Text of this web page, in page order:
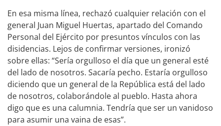
En esa misma línea, rechazó cualquier relación con el
general Juan Miguel Huertas, apartado del Comando
Personal del Ejército por presuntos vínculos con las
disidencias. Lejos de confirmar versiones, ironizó
sobre ellas: “Sería orgulloso el día que un general esté
del lado de nosotros. Sacaría pecho. Estaría orgulloso
diciendo que un general de la República está del lado
de nosotros, colaborándole al pueblo. Hasta ahora
digo que es una calumnia. Tendría que ser un vanidoso
para asumir una vaina de esas”.